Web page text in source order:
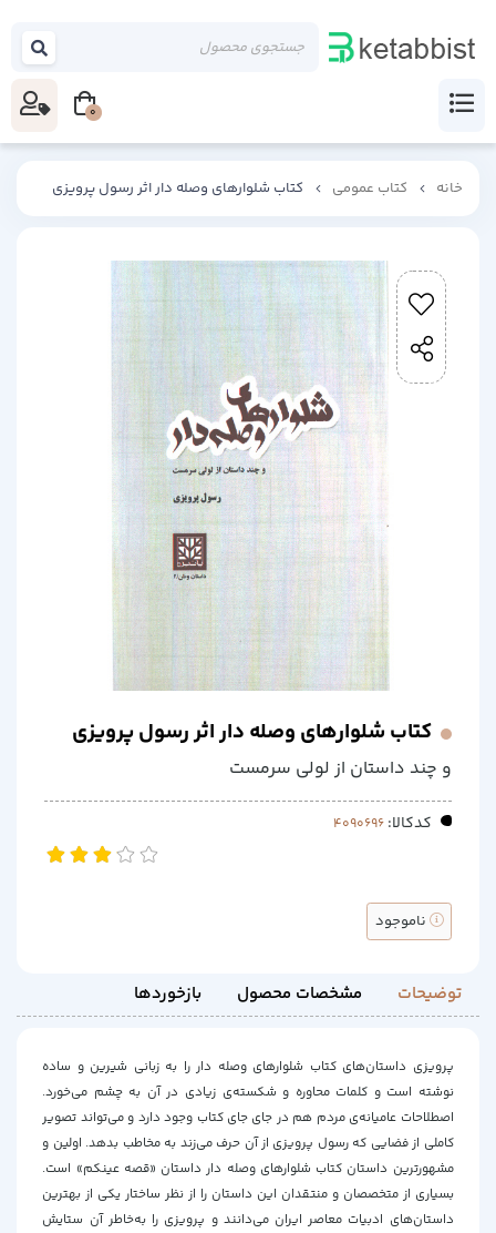
خانه کتاب عمومی کتاب شلوارهای وصله دار اثر رسول پرویزی
کتاب شلوارهای وصله دار اثر رسول پرویزی
و چند داستان از لولی سرمست
کدکالا:
ناموجود
توضیحات مشخصات محصول بازخوردها
پرویزی داستان‌های کتاب شلوارهای وصله دار را به زبانی شیرین و ساده
نوشته است و کلمات محاوره و شکسته‌ی زیادی در آن به چشم می‌خورد.
اصطلاحات عامیانه‌ی مردم هم در جای جای کتاب وجود دارد و می‌تواند تصویر
کاملی از فضایی که رسول پرویزی از آن حرف می‌زند به مخاطب بدهد. اولین و
مشهورترین داستان کتاب شلوارهای وصله دار داستان «قصه عینکم» است.
بسیاری از متخصصان و منتقدان این داستان را از نظر ساختار یکی از بهترین
داستان‌های ادبیات معاصر ایران می‌دانند و پرویزی را به‌خاطر آن ستایش
0